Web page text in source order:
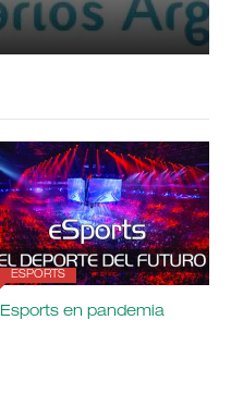
ESPORTS
Esports en pandemia